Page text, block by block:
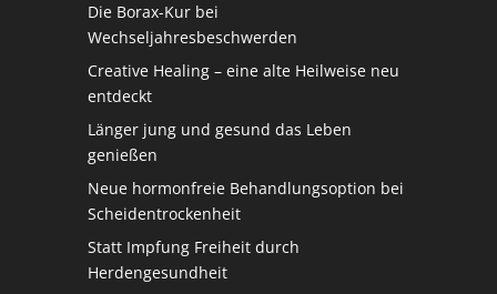
Die Borax-Kur bei
Wechseljahresbeschwerden
Creative Healing – eine alte Heilweise neu
entdeckt
Länger jung und gesund das Leben
genießen
Neue hormonfreie Behandlungsoption bei
Scheidentrockenheit
Statt Impfung Freiheit durch
Herdengesundheit